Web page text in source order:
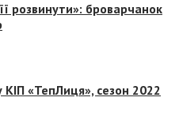
розвинути»: броварчанок
КІП «ТепЛиця», сезон 2022